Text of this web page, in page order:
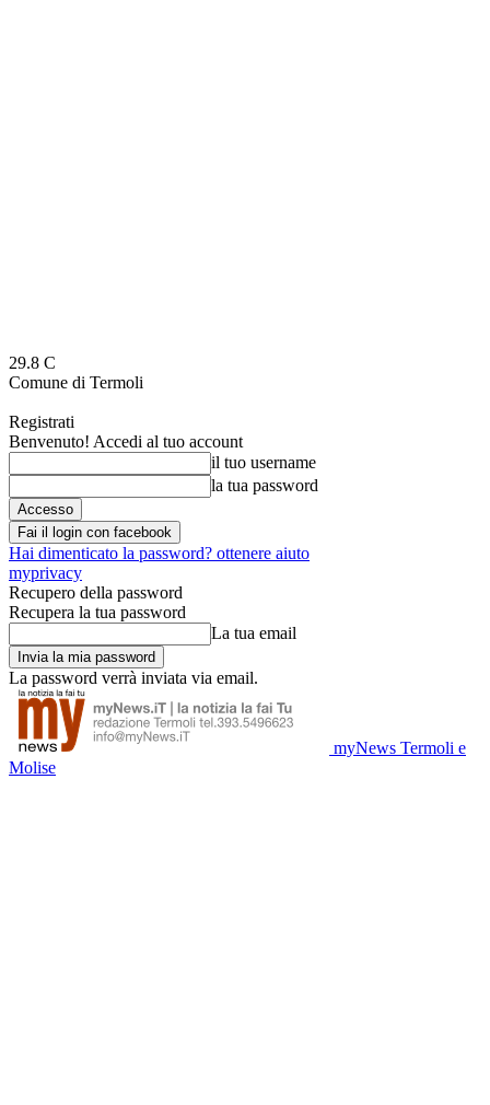
29.8 C
Comune di Termoli
Registrati
Benvenuto! Accedi al tuo account
il tuo username
la tua password
Fai il login con facebook
Hai dimenticato la password? ottenere aiuto
myprivacy
Recupero della password
Recupera la tua password
La tua email
La password verrà inviata via email.
myNews Termoli e
Molise